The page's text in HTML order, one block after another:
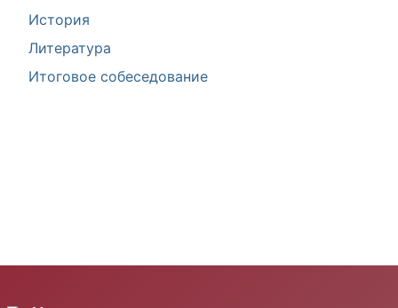
История
Литература
Итоговое собеседование